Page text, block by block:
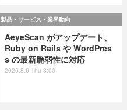
製品・サービス・業界動向
AeyeScan がアップデート、
Ruby on Rails や WordPres
s の最新脆弱性に対応
2026.8.6 Thu 8:00